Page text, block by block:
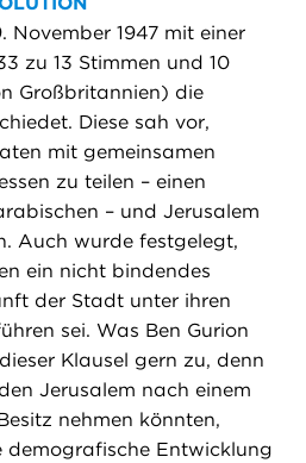
November 1947 mit einer
zu 13 Stimmen und 10
Großbritannien) die
Diese sah vor,
mit gemeinsamen
zu teilen – einen
– und Jerusalem
Auch wurde festgelegt,
ein nicht bindendes
der Stadt unter ihren
sei. Was Ben Gurion
Klausel gern zu, denn
Jerusalem nach einem
nehmen könnten,
demografische Entwicklung